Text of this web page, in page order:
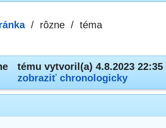
/ rôzne / téma
tému vytvoril(a) 4.8.2023 22:35
zobraziť chronologicky